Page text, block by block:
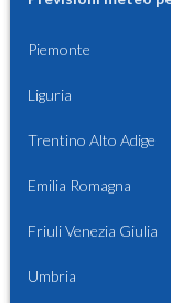
Piemonte
Liguria
Trentino Alto Adige
Emilia Romagna
Friuli Venezia Giulia
Umbria